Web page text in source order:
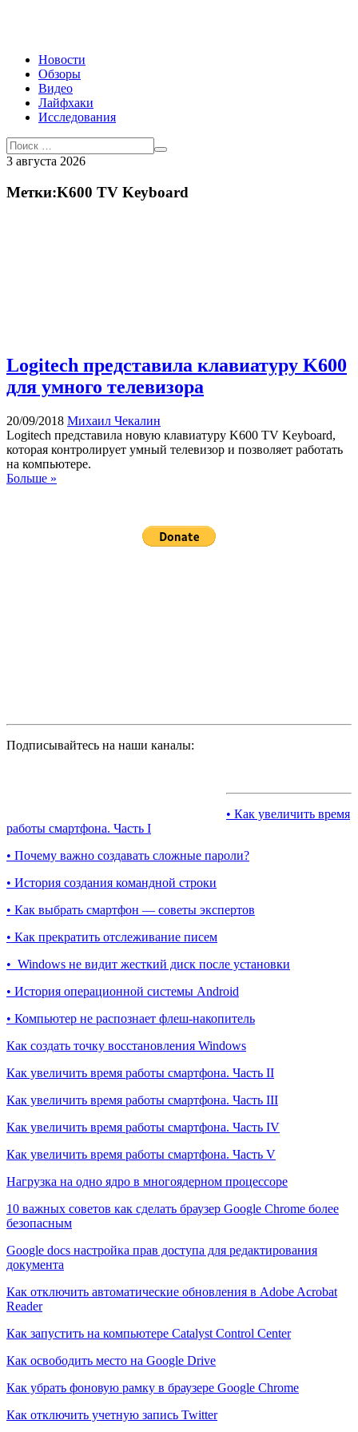
Новости
Обзоры
Видео
Лайфхаки
Исследования
3 августа 2026
Метки:K600 TV Keyboard
Logitech представила клавиатуру K600
для умного телевизора
20/09/2018 Михаил Чекалин
Logitech представила новую клавиатуру K600 TV Keyboard,
которая контролирует умный телевизор и позволяет работать
на компьютере.
Больше »
Подписывайтесь на наши каналы:
• Как увеличить время
работы смартфона. Часть I
• Почему важно создавать сложные пароли?
• История создания командной строки
• Как выбрать смартфон — советы экспертов
• Как прекратить отслеживание писем
• Windows не видит жесткий диск после установки
• История операционной системы Android
• Компьютер не распознает флеш-накопитель
Как создать точку восстановления Windows
Как увеличить время работы смартфона. Часть II
Как увеличить время работы смартфона. Часть III
Как увеличить время работы смартфона. Часть IV
Как увеличить время работы смартфона. Часть V
Нагрузка на одно ядро в многоядерном процессоре
10 важных советов как сделать браузер Google Chrome более
безопасным
Google docs настройка прав доступа для редактирования
документа
Как отключить автоматические обновления в Adobe Acrobat
Reader
Как запустить на компьютере Catalyst Control Center
Как освободить место на Google Drive
Как убрать фоновую рамку в браузере Google Chrome
Как отключить учетную запись Twitter